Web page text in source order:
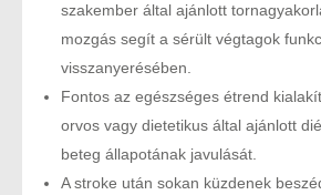
szakember által ajánlott
mozgás segít a sérült végtagok
visszanyerésében.
Fontos az egészséges étrend
orvos vagy dietetikus által ajánlott
beteg állapotának javulását.
A stroke után sokan küzdenek